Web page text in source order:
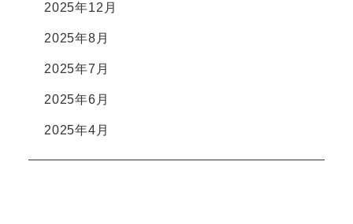
2025年12月
2025年8月
2025年7月
2025年6月
2025年4月